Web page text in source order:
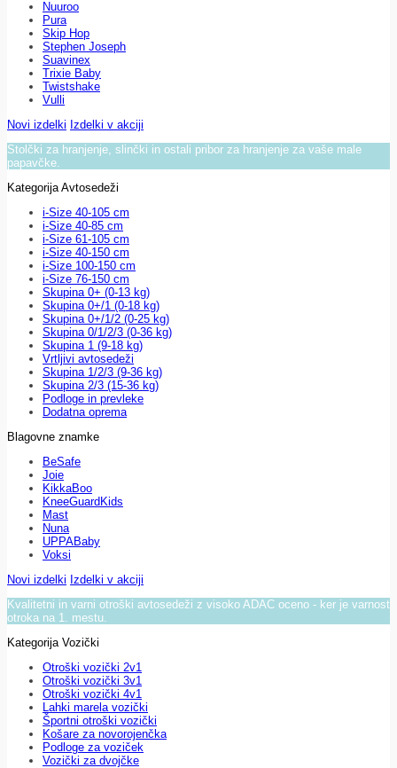
Nuuroo
Pura
Skip Hop
Stephen Joseph
Suavinex
Trixie Baby
Twistshake
Vulli
Novi izdelki Izdelki v akciji
Stolčki za hranjenje, slinčki in ostali pribor za hranjenje za vaše male
papavčke.
Kategorija Avtosedeži
i-Size 40-105 cm
i-Size 40-85 cm
i-Size 61-105 cm
i-Size 40-150 cm
i-Size 100-150 cm
i-Size 76-150 cm
Skupina 0+ (0-13 kg)
Skupina 0+/1 (0-18 kg)
Skupina 0+/1/2 (0-25 kg)
Skupina 0/1/2/3 (0-36 kg)
Skupina 1 (9-18 kg)
Vrtljivi avtosedeži
Skupina 1/2/3 (9-36 kg)
Skupina 2/3 (15-36 kg)
Podloge in prevleke
Dodatna oprema
Blagovne znamke
BeSafe
Joie
KikkaBoo
KneeGuardKids
Mast
Nuna
UPPABaby
Voksi
Novi izdelki Izdelki v akciji
Kvalitetni in varni otroški avtosedeži z visoko ADAC oceno - ker je varnost
otroka na 1. mestu.
Kategorija Vozički
Otroški vozički 2v1
Otroški vozički 3v1
Otroški vozički 4v1
Lahki marela vozički
Športni otroški vozički
Košare za novorojenčka
Podloge za voziček
Vozički za dvojčke